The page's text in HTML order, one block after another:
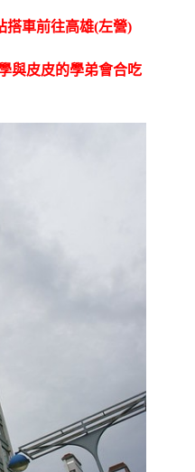
搭車前往高雄(左營)
與皮皮的學弟會合吃